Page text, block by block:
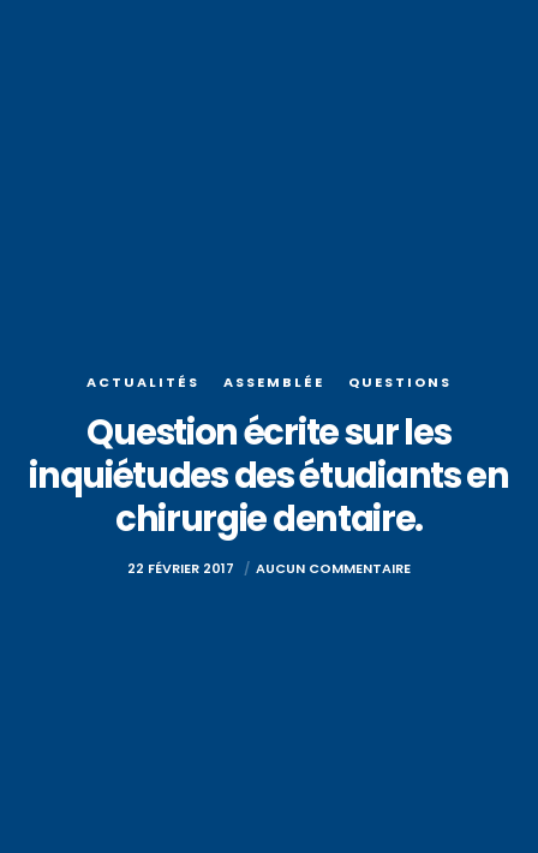
ACTUALITÉS ASSEMBLÉE QUESTIONS
Question écrite sur les
inquiétudes des étudiants en
chirurgie dentaire.
22 FÉVRIER 2017 AUCUN COMMENTAIRE